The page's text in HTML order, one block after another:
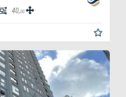
40,00